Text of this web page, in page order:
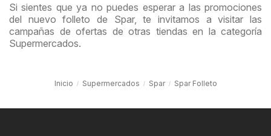
Si sientes que ya no puedes esperar a las promociones
del nuevo folleto de Spar, te invitamos a visitar las
campañas de ofertas de otras tiendas en la categoría
Supermercados.
Inicio Supermercados Spar Spar Folleto